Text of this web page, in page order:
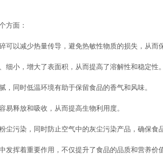
方面：
以减少热量传导，避免热敏性物质的损失，从而
小，增大了表面积，从而提高了溶解性和稳定性。
同时低温环境有助于保留食品的香气和风味。
释放和吸收，从而提高生物利用度。
污染，同时防止空气中的灰尘污染产品，确保食
着重要作用，不仅提升了食品的品质和营养价